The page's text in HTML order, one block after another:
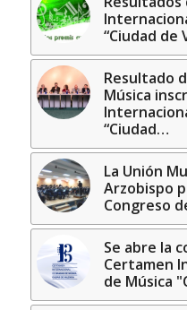
“Ciudad de
Resultado
Música
“Ciudad…
La Unión
Arzobispo
Congreso
Se abre la
Certamen
de Música